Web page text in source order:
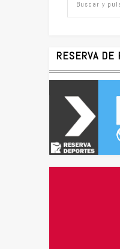
RESERVA DE